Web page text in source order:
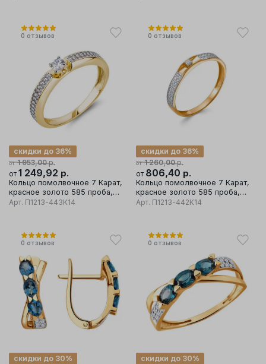
0 отзывов
от 1 953,00р.
скидки до 36%
от 1 249,92 р.
Кольцо помолвочное 7 Карат,
красное золото 585 проба,
вставка фианит
Арт. П1213-443К14
0 отзывов
от 1 260,00р.
скидки до 36%
от 806,40 р.
Кольцо помолвочное 7 Карат,
красное золото 585 проба,
вставка фианит
Арт. П1213-442К14
0 отзывов
скидки до 30%
0 отзывов
скидки до 30%